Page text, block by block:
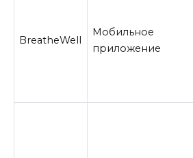
BreatheWell
Мобильное
приложение